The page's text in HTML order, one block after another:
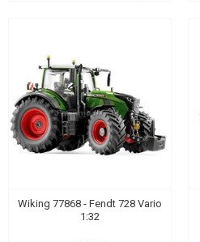
Wiking 77868 - Fendt 728 Vario
1:32